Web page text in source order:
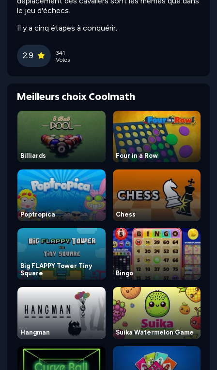
le jeu d'échecs.
Il y a cinq étapes à conquérir.
2.9
341
Votes
Meilleurs choix Coolmath
Billiards Four in a Row
Poptropica Chess
Big FLAPPY Tower Tiny
Square
Bingo
Hangman Suika Watermelon Game